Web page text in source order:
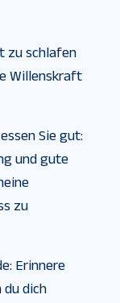
zu schlafen
Willenskraft
Sie gut:
und gute
zu
Erinnere
du dich